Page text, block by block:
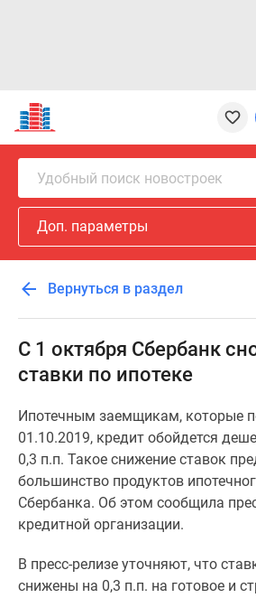
Новостройки
Квартиры
Ипотека
Новостройки
Москвы
Новостройки
Подмосковья
Новостройки
Москвы
Готовые
новостройки
Новостройки
Специальные
предложения
Коммерческие
помещения
Продавцы
застройщики
Панорамы
Удобный поиск новостроек
Доп. параметры
Вернуться в раздел
С 1 октября Сбербанк
ставки по ипотеке
Ипотечным заемщикам, которые
01.10.2019, кредит обойдется
0,3 п.п. Такое снижение ставок
большинство продуктов
Сбербанка. Об этом сообщила
кредитной организации.
В пресс-релизе уточняют, что
снижены на 0,3 п.п. на готовое и